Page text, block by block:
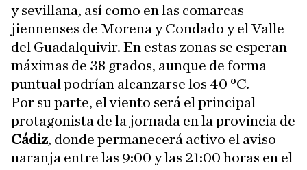
y sevillana, así como en las comarcas
jiennenses de Morena y Condado y el Valle
del Guadalquivir. En estas zonas se esperan
máximas de 38 grados, aunque de forma
puntual podrían alcanzarse los 40 ºC.
Por su parte, el viento será el principal
protagonista de la jornada en la provincia de
Cádiz, donde permanecerá activo el aviso
naranja entre las 9:00 y las 21:00 horas en el